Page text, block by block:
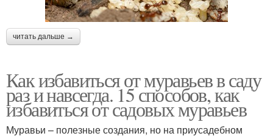
читать дальше →
Как избавиться от муравьев в саду
раз и навсегда. 15 способов, как
избавиться от садовых муравьев
Муравьи – полезные создания, но на приусадебном